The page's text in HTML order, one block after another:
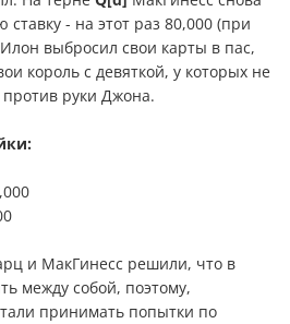
- на этот раз 80,000 (при
выбросил свои карты в пас,
король с девяткой, у которых не
руки Джона.
и МакГинесс решили, что в
между собой, поэтому,
принимать попытки по